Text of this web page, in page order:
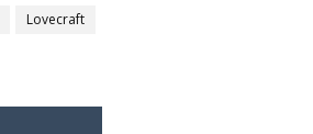
Lovecraft